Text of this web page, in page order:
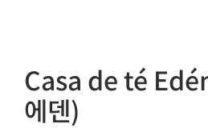
Casa de té
에덴)